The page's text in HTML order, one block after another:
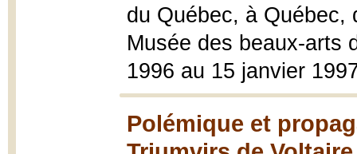
du Québec, à Québec,
Musée des beaux-arts
1996 au 15 janvier
Polémique et